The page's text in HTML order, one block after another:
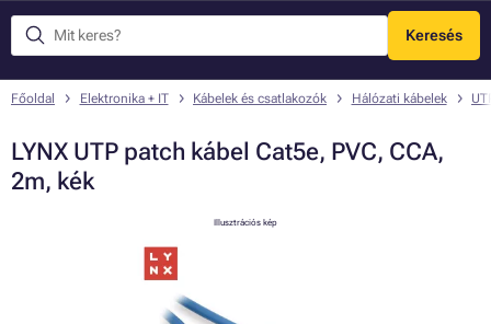
Keresés
Menü
Főoldal Elektronika + IT Kábelek és csatlakozók Hálózati kábelek
LYNX UTP patch kábel Cat5e, PVC, CCA,
2m, kék
Illusztrációs kép